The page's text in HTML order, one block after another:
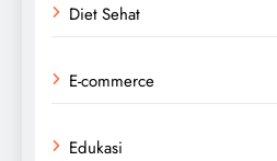
Diet Sehat
E-commerce
Edukasi